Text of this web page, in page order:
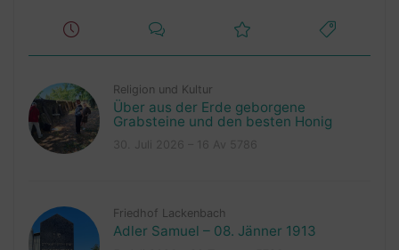
Religion und Kultur
Über aus der Erde geborgene
Grabsteine und den besten Honig
Friedhof Lackenbach
Adler Samuel – 08. Jänner 1913